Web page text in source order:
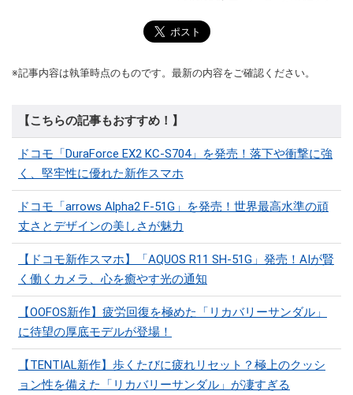
※記事内容は執筆時点のものです。最新の内容をご確認ください。
【こちらの記事もおすすめ！】
ドコモ「DuraForce EX2 KC-S704」を発売！落下や衝撃に強
く、堅牢性に優れた新作スマホ
ドコモ「arrows Alpha2 F-51G」を発売！世界最高水準の頑
丈さとデザインの美しさが魅力
【ドコモ新作スマホ】「AQUOS R11 SH-51G」発売！AIが賢
く働くカメラ、心を癒やす光の通知
【OOFOS新作】疲労回復を極めた「リカバリーサンダル」
に待望の厚底モデルが登場！
【TENTIAL新作】歩くたびに疲れリセット？極上のクッシ
ョン性を備えた「リカバリーサンダル」が凄すぎる